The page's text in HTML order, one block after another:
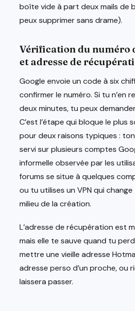
boîte vide à part deux mails de
peux supprimer sans drame).
Vérification du numéro
et adresse de
Google envoie un code à six
confirmer le numéro. Si tu n’en
deux minutes, tu peux
C’est l’étape qui bloque le plus
pour deux raisons typiques :
servi sur plusieurs comptes
informelle observée par les
forums se situe à quelques
ou tu utilises un VPN qui change
milieu de la création.
L’adresse de récupération est
mais elle te sauve quand tu
mettre une vieille adresse
adresse perso d’un proche, ou
laissera passer.